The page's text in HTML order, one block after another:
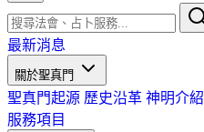
最新消息
關於聖真門
聖真門起源 歷史沿革 神明介紹
服務項目